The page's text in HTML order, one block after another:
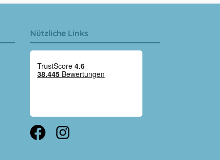
Nützliche Links